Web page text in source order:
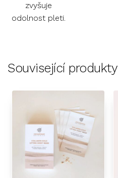
zvyšuje
odolnost pleti.
Související produkty